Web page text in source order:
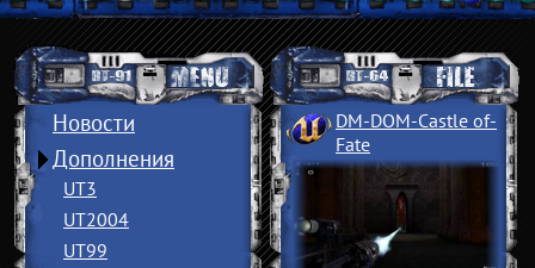
Новости
Дополнения
UT3
UT2004
UT99
DM-DOM-Castle of­
Fate